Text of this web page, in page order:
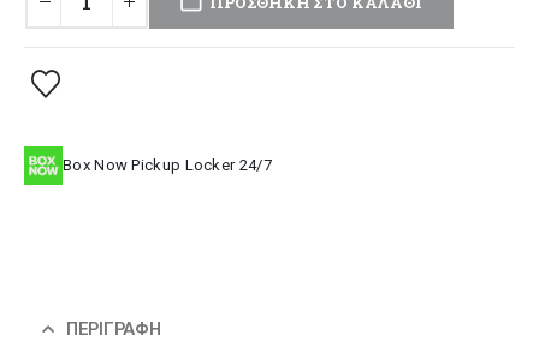
Box Now Pickup Locker 24/7
ΠΕΡΙΓΡΑΦΉ